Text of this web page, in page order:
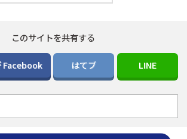
このサイトを共有する
Facebook はてブ LINE